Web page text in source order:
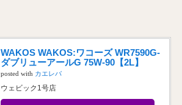
WAKOS WAKOS:ワコーズ WR7590G-
ダブリューアールG 75W-90【2L】
posted with カエレバ
ウェビック1号店